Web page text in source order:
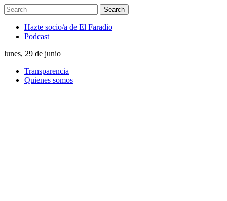
Hazte socio/a de El Faradio
Podcast
lunes, 29 de junio
Transparencia
Quienes somos